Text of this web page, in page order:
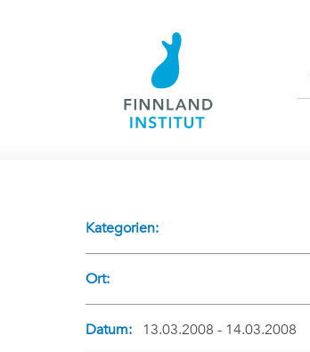
Kategorien:
Ort:
Datum: 13.03.2008 - 14.03.2008